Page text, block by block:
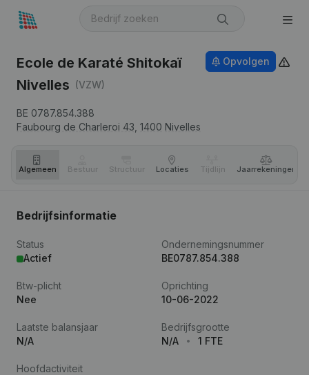
Ecole de Karaté Shitokaï
Nivelles (VZW)
BE 0787.854.388
Faubourg de Charleroi 43, 1400 Nivelles
Opvolgen
Algemeen Bestuur Structuur Locaties Tijdlijn Jaar­rekeningen
Bedrijfsinformatie
Status
Actief
Ondernemingsnummer
BE0787.854.388
Btw-plicht
Nee
Oprichting
10-06-2022
Laatste balansjaar
N/A
Bedrijfsgrootte
N/A
1 FTE
Hoofdactiviteit